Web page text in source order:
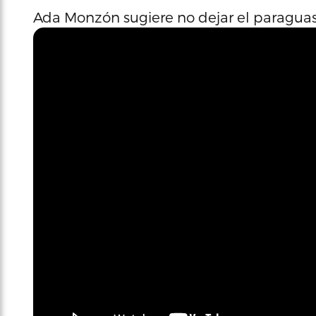
Ada Monzón sugiere no dejar el